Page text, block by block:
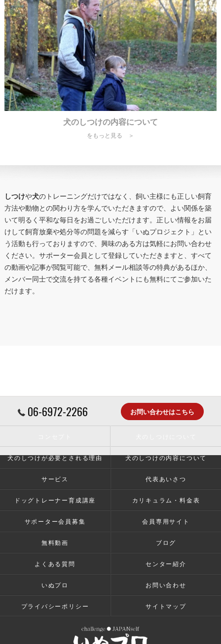
犬のしつけの内容について
をもっと見る ＞
しつけや犬のトレーニングだけではなく、飼い主様にも正しい飼育
方法や動物との関わり方を学んでいただきますので、よい関係を築
いて明るく平和な毎日をお過ごしいただけます。正しい情報をお届
けして飼育放棄や処分等の問題を減らす「いぬプロジェクト」とい
う活動も行っておりますので、興味のある方は気軽にお問い合わせ
ください。サポーター会員として登録していただきますと、すべて
の動画や記事が閲覧可能で、無料メール相談等の特典があるほか、
メンバー同士で交流を持てる各種イベントにも無料にてご参加いた
だけます。
06-6972-2266 お問い合わせはこちら
犬のしつけが必要とされる理由 犬のしつけの内容について
サービス 代表あいさつ
ドッグトレーナー育成講座 カリキュラム・料金表
サポーター会員募集 会員専用サイト
無料動画 ブログ
よくある質問 センター紹介
いぬプロ お問い合わせ
プライバシーポリシー サイトマップ